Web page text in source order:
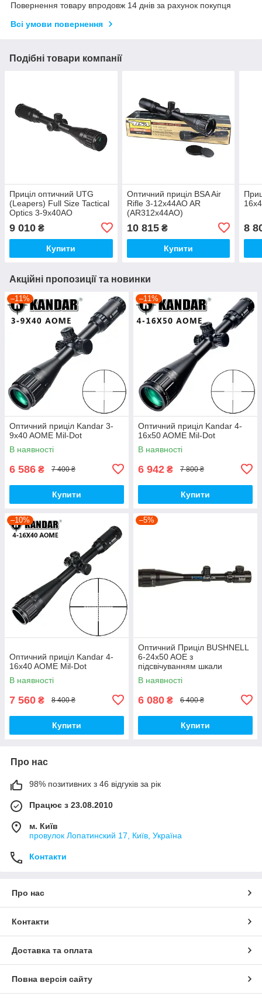
Повернення товару впродовж 14 днів за рахунок покупця
Всі умови повернення
Подібні товари компанії
Приціл оптичний UTG
(Leapers) Full Size Tactical
Optics 3-9x40AO
9 010 ₴
Купити
Оптичний приціл BSA Air
Rifle 3-12x44AO AR
(AR312x44AO)
10 815₴
Купити
8
Акційні пропозиції та новинки
–11%
Оптичний приціл Kandar 3-
9x40 AOME Mil-Dot
В наявності
6 586 ₴ 7 400 ₴
Купити
–11%
Оптичний приціл Kandar 4-
16x50 AOME Mil-Dot
В наявності
6 942 ₴ 7 800 ₴
Купити
–10%
Оптичний приціл Kandar 4-
16x40 AOME Mil-Dot
В наявності
7 560 ₴ 8 400 ₴
Купити
–5%
Оптичний Приціл BUSHNELL
6-24x50 AOE з
підсвічуванням шкали
В наявності
6 080 ₴ 6 400 ₴
Купити
Про нас
98% позитивних з 46 відгуків за рік
Працює з 23.08.2010
м. Київ
провулок Лопатинский 17, Київ, Україна
Контакти
Про нас
Контакти
Доставка та оплата
Повна версія сайту